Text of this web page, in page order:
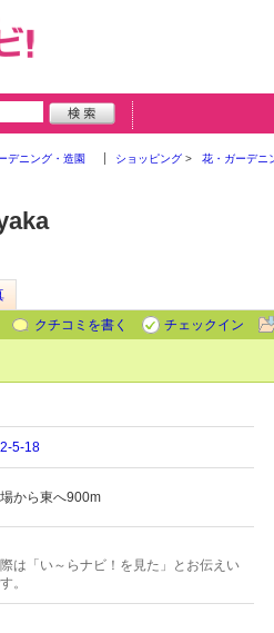
デニング・造園 ショッピング 花・ガーデニ
クチコミを書く
チェックイン
5-18
から東へ900m
は「い～らナビ！を見た」とお伝えい
。